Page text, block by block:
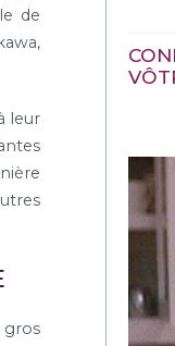
de
leur
gros